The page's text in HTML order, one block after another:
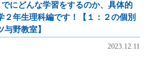
にどんな学習をするのか、具体的
２年生理科編です！【１：２の個別
野教室】
2023.12.11